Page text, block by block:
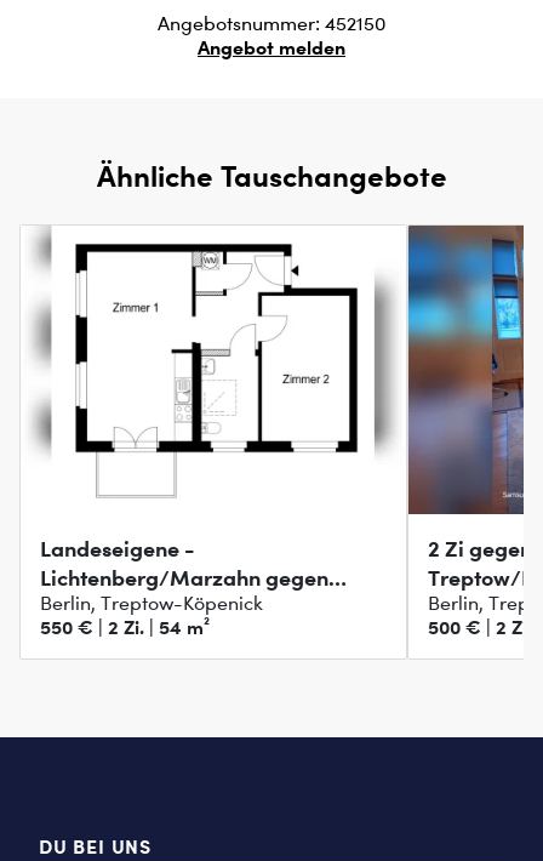
Angebotsnummer: 452150
Angebot melden
Ähnliche Tauschangebote
Landeseigene -
Lichtenberg/Marzahn gegen
Treptow-Köpenick
Berlin, Treptow-Köpenick
550 € | 2 Zi. | 54 m²
2 Zi gegen
Treptow/
Berlin,
500 € | 2 Zi. |
DU BEI UNS